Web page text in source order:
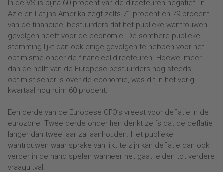
In de VS is bijna 60 procent van de directeuren negatief. In
Azië en Latijns-Amerika zegt zelfs 71 procent en 79 procent
van de financieel bestuurders dat het publieke wantrouwen
gevolgen heeft voor de economie. De sombere publieke
stemming lijkt dan ook enige gevolgen te hebben voor het
optimisme onder de financieel directeuren. Hoewel meer
dan de helft van de Europese bestuurders nog steeds
optimistischer is over de economie, was dit in het vorig
kwartaal nog ruim 60 procent.
Een derde van de Europese CFO’s vreest voor deflatie in de
eurozone. Twee derde onder hen denkt zelfs dat de deflatie
langer dan twee jaar zal aanhouden. Het publieke
wantrouwen waar sprake van lijkt te zijn kan deflatie dan ook
verder in de hand spelen wanneer het gaat leiden tot verdere
vraaguitval.